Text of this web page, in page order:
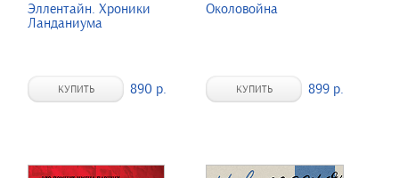
Эллентайн. Хроники
Ланданиума
КУПИТЬ 890 р.
Околовойна
КУПИТЬ 899 р.